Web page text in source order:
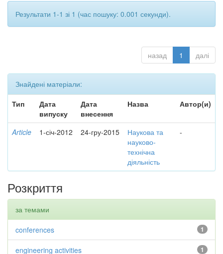
Результати 1-1 зі 1 (час пошуку: 0.001 секунди).
назад 1 далі
Знайдені матеріали:
Тип
Дата
випуску
Дата
внесення
Назва Автор(и)
Article 1-січ-2012 24-гру-2015
Наукова та
науково-
технічна
діяльність
-
Розкриття
за темами
1
conferences
1
engineering activities